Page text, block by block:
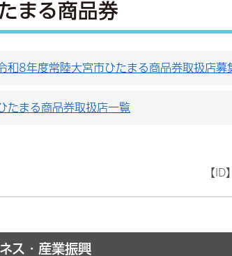
まる商品券
和8年度常陸大宮市ひたまる商品券取扱店募
たまる商品券取扱店一覧
【ID】
ス・産業振興